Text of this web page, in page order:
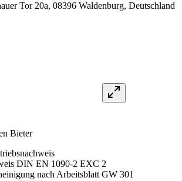
Tor 20a, 08396 Waldenburg, Deutschland
Bieter
DIN EN 1090-2 EXC 2
nach Arbeitsblatt GW 301